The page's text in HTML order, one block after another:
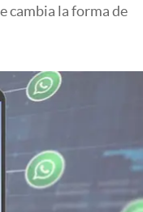
cambia la forma de